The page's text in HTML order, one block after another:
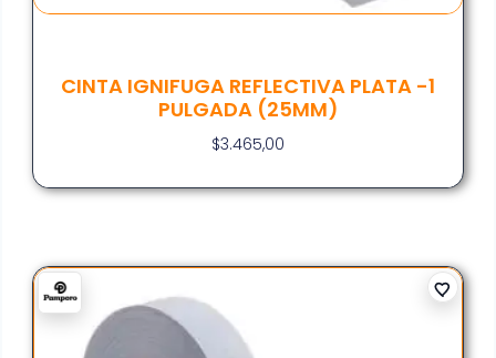
CINTA IGNIFUGA REFLECTIVA PLATA -1
PULGADA (25MM)
$3.465,00